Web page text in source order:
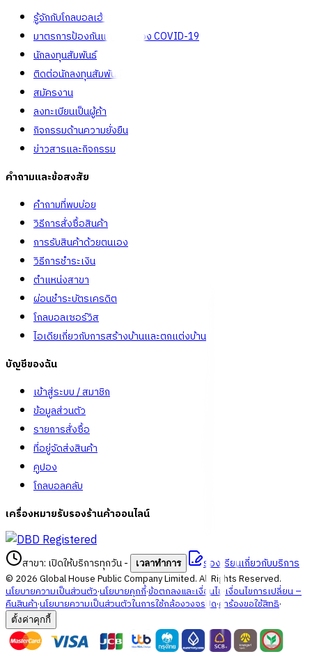
รู้จักกับโกลบอลเฮ้าส์
มาตรการป้องกันและคัดกรอง COVID-19
นักลงทุนสัมพันธ์
ติดต่อนักลงทุนสัมพันธ์
สมัครงาน
ลงทะเบียนเป็นผู้ค้า
กิจกรรมด้านความยั่งยืน
ข่าวสารและกิจกรรม
คำถามและข้อสงสัย
คำถามที่พบบ่อย
วิธีการสั่งซื้อสินค้า
การรับสินค้าด้วยตนเอง
วิธีการชำระเงิน
ตำแหน่งสาขา
ผ่อนชำระบัตรเครดิต
โกลบอลเซอร์วิส
ไอเดียเกี่ยวกับการสร้างบ้านและตกแต่งบ้าน
บัญชีของฉัน
เข้าสู่ระบบ / สมาชิก
ข้อมูลส่วนตัว
รายการสั่งซื้อ
ที่อยู่จัดส่งสินค้า
คูปอง
โกลบอลคลับ
เครื่องหมายรับรองร้านค้าออนไลน์
สาขา: เปิดให้บริการทุกวัน- เวลาทำการ ร้องเรียนเกี่ยวกับบริการ
© 2026Global House Public Company Limited. All Rights Reserved.
นโยบายความเป็นส่วนตัว·นโยบายคุกกี้·ข้อตกลงและเงื่อนไข·เงื่อนไขการเปลี่ยน –
คืนสินค้า·นโยบายความเป็นส่วนตัวในการใช้กล้องวงจรปิด·คำร้องขอใช้สิทธิ·
ตั้งค่าคุกกี้